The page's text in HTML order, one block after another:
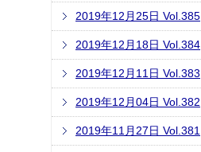
2019年12月25日 Vol.385
2019年12月18日 Vol.384
2019年12月11日 Vol.383
2019年12月04日 Vol.382
2019年11月27日 Vol.381